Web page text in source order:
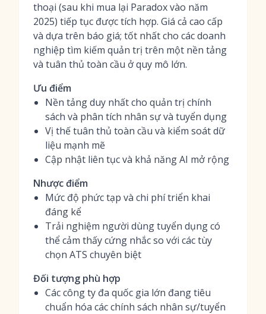
thoại (sau khi mua lại Paradox vào năm
2025) tiếp tục được tích hợp. Giá cả cao cấp
và dựa trên báo giá; tốt nhất cho các doanh
nghiệp tìm kiếm quản trị trên một nền tảng
và tuân thủ toàn cầu ở quy mô lớn.
Ưu điểm
Nền tảng duy nhất cho quản trị chính
sách và phân tích nhân sự và tuyển dụng
Vị thế tuân thủ toàn cầu và kiểm soát dữ
liệu mạnh mẽ
Cập nhật liên tục và khả năng AI mở rộng
Nhược điểm
Mức độ phức tạp và chi phí triển khai
đáng kể
Trải nghiệm người dùng tuyển dụng có
thể cảm thấy cứng nhắc so với các tùy
chọn ATS chuyên biệt
Đối tượng phù hợp
Các công ty đa quốc gia lớn đang tiêu
chuẩn hóa các chính sách nhân sự/tuyển